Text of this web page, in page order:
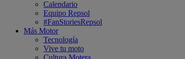
Calendario
Equipo Repsol
#FanStoriesRepsol
Más Motor
Tecnología
Vive tu moto
Cultura Motera